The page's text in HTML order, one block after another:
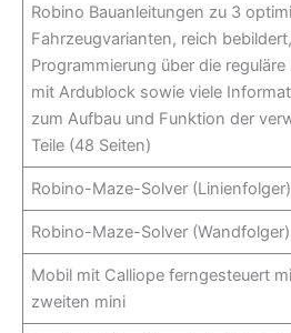
Robino Bauanleitungen zu 3
Fahrzeugvarianten, reich bebildert,
Programmierung über die reguläre
mit Ardublock sowie viele
zum Aufbau und Funktion der
Teile (48 Seiten)
Robino-Maze-Solver (Linienfolger)
Robino-Maze-Solver (Wandfolger)
Mobil mit Calliope ferngesteuert
zweiten mini